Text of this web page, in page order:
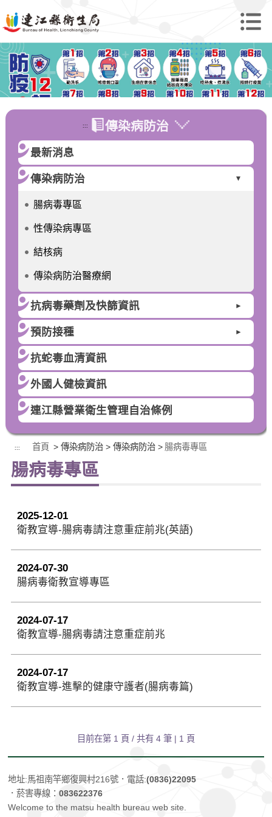
::: 傳染病防治
最新消息
傳染病防治 ►
腸病毒專區
性傳染病專區
結核病
傳染病防治醫療網
抗病毒藥劑及快篩資訊 ►
預防接種 ►
抗蛇毒血清資訊
外國人健檢資訊
連江縣營業衛生管理自治條例
::: 首頁 > 傳染病防治 > 傳染病防治 > 腸病毒專區
腸病毒專區
2025-12-01
衛教宣導-腸病毒請注意重症前兆(英語)
2024-07-30
腸病毒衛教宣導專區
2024-07-17
衛教宣導-腸病毒請注意重症前兆
2024-07-17
衛教宣導-進擊的健康守護者(腸病毒篇)
目前在第 1 頁 / 共有4 筆 | 1 頁
地址:馬祖南竿鄉復興村216號 ．電話:(0836)22095
．菸害專線：083622376
Welcome to the matsu health bureau web site.